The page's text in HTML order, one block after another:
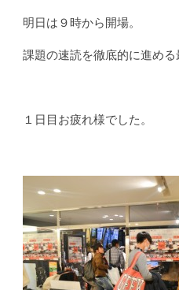
明日は９時から開場。
課題の速読を徹底的に進める
１日目お疲れ様でした。